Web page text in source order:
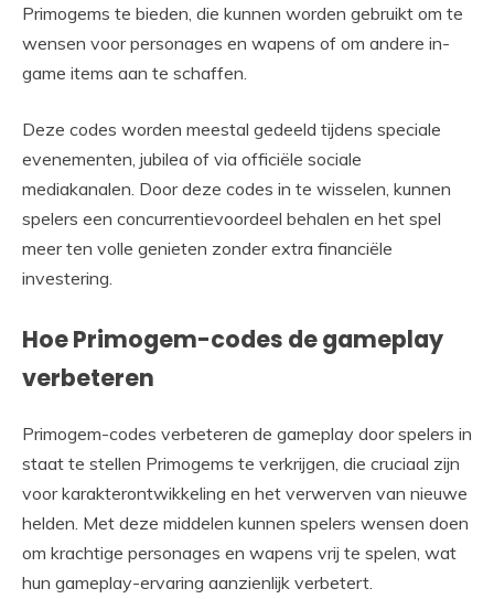
Primogems te bieden, die kunnen worden gebruikt om te
wensen voor personages en wapens of om andere in-
game items aan te schaffen.
Deze codes worden meestal gedeeld tijdens speciale
evenementen, jubilea of via officiële sociale
mediakanalen. Door deze codes in te wisselen, kunnen
spelers een concurrentievoordeel behalen en het spel
meer ten volle genieten zonder extra financiële
investering.
Hoe Primogem-codes de gameplay
verbeteren
Primogem-codes verbeteren de gameplay door spelers in
staat te stellen Primogems te verkrijgen, die cruciaal zijn
voor karakterontwikkeling en het verwerven van nieuwe
helden. Met deze middelen kunnen spelers wensen doen
om krachtige personages en wapens vrij te spelen, wat
hun gameplay-ervaring aanzienlijk verbetert.